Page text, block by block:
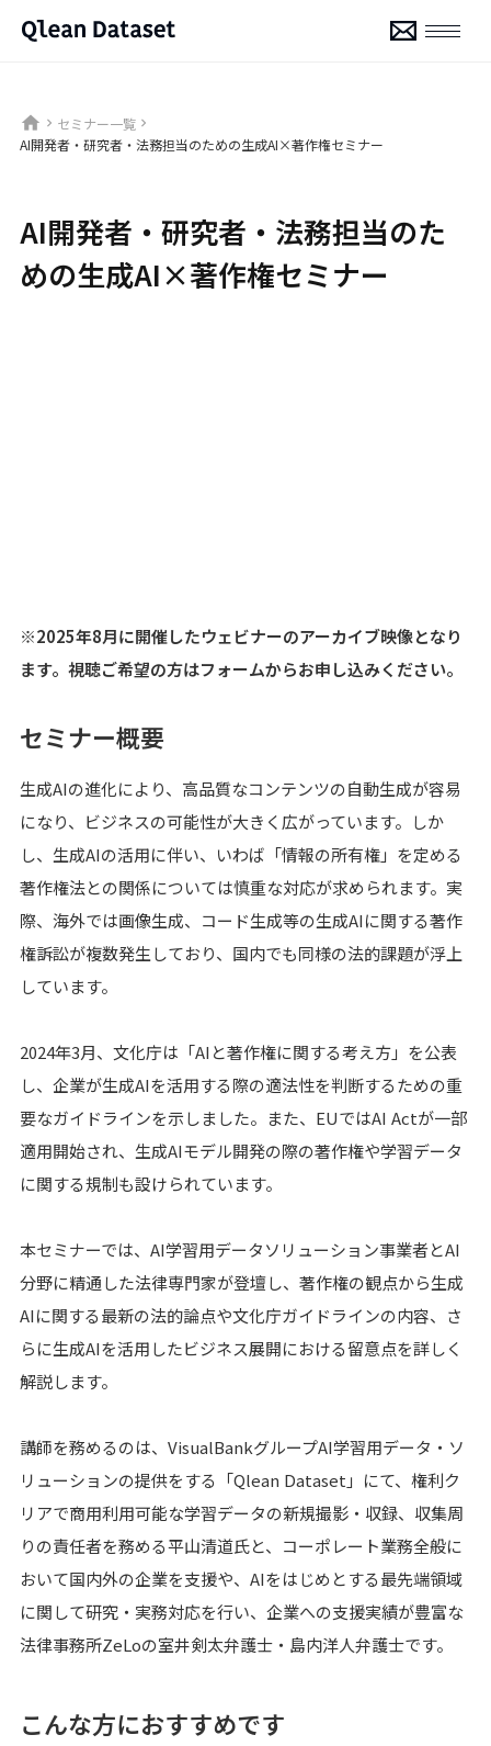
home keyboard_arrow_right セミナー一覧keyboard_arrow_right
AI開発者・研究者・法務担当のための生成AI×著作権セミナー
AI開発者・研究者・法務担当のた
めの生成AI×著作権セミナー
※2025年8月に開催したウェビナーのアーカイブ映像となり
ます。視聴ご希望の方はフォームからお申し込みください。
セミナー概要
生成AIの進化により、高品質なコンテンツの自動生成が容易
になり、ビジネスの可能性が大きく広がっています。しか
し、生成AIの活用に伴い、いわば「情報の所有権」を定める
著作権法との関係については慎重な対応が求められます。実
際、海外では画像生成、コード生成等の生成AIに関する著作
権訴訟が複数発生しており、国内でも同様の法的課題が浮上
しています。
2024年3月、文化庁は「AIと著作権に関する考え方」を公表
し、企業が生成AIを活用する際の適法性を判断するための重
要なガイドラインを示しました。また、EUではAI Actが一部
適用開始され、生成AIモデル開発の際の著作権や学習データ
に関する規制も設けられています。
本セミナーでは、AI学習用データソリューション事業者とAI
分野に精通した法律専門家が登壇し、著作権の観点から生成
AIに関する最新の法的論点や文化庁ガイドラインの内容、さ
らに生成AIを活用したビジネス展開における留意点を詳しく
解説します。
講師を務めるのは、VisualBankグループAI学習用データ・ソ
リューションの提供をする「Qlean Dataset」にて、権利ク
リアで商用利用可能な学習データの新規撮影・収録、収集周
りの責任者を務める平山清道氏と、コーポレート業務全般に
おいて国内外の企業を支援や、AIをはじめとする最先端領域
に関して研究・実務対応を行い、企業への支援実績が豊富な
法律事務所ZeLoの室井剣太弁護士・島内洋人弁護士です。
こんな方におすすめです